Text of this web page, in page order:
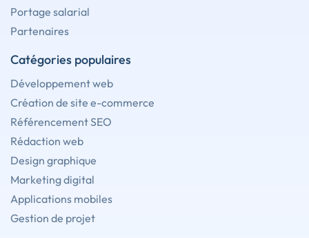
Portage salarial
Partenaires
Catégories populaires
Développement web
Création de site e-commerce
Référencement SEO
Rédaction web
Design graphique
Marketing digital
Applications mobiles
Gestion de projet